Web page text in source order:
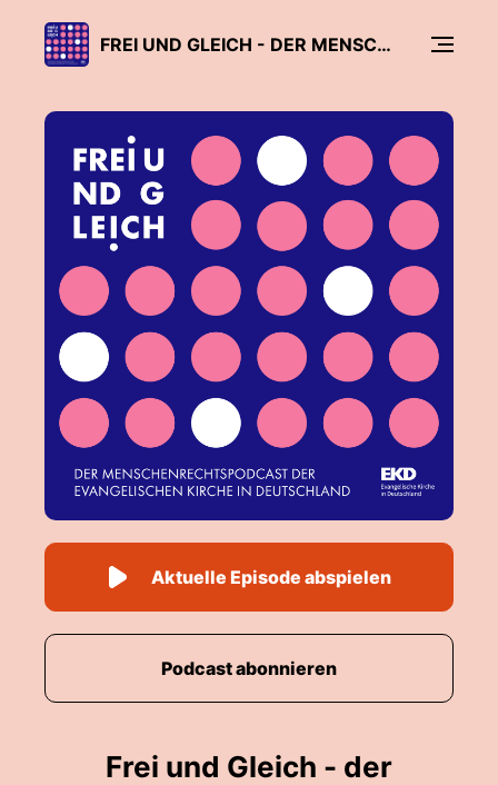
FREI UND GLEICH - DER MENSCHENRECHTSPODCAST DER EVANGELISCHEN KIRCHE IN DEUTSCHLAND
Frei und Gleich - der
Aktuelle Episode abspielen
Podcast abonnieren